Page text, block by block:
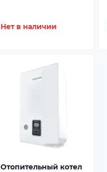
Нет в наличии
Отопительный котел